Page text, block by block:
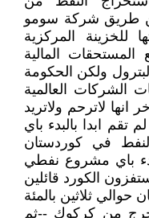
طريق شركة سومو
للخزينة المركزية
المالية
ولكن الحكومة
الشركات العالمية
انها لاترحم ولاتريد
تقم ابدا بالبدء باي
في كوردستان
باي مشروع نفطي
الكورد قائلين
ثلاثين بالمئة
من كركوك --ثم